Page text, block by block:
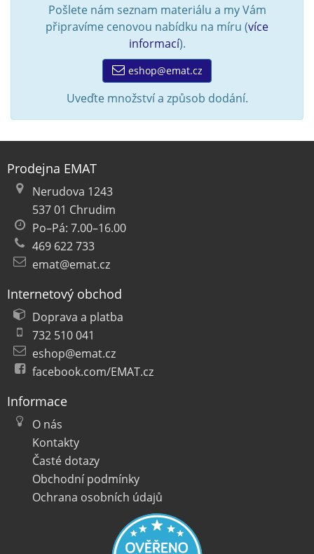
Pošlete nám seznam materiálu a my Vám
připravíme cenovou nabídku na míru (více
informací).
eshop@emat.cz
Uveďte množství a způsob dodání.
Prodejna EMAT
Nerudova 1243
537 01 Chrudim
Po–Pá: 7.00–16.00
469 622 733
emat@emat.cz
Internetový obchod
Doprava a platba
732 510 041
eshop@emat.cz
facebook.com/EMAT.cz
Informace
O nás
Kontakty
Časté dotazy
Obchodní podmínky
Ochrana osobních údajů